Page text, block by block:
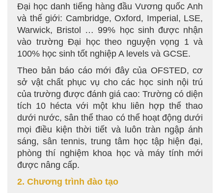
Đại học danh tiếng hàng đầu Vương quốc Anh
và thế giới: Cambridge, Oxford, Imperial, LSE,
Warwick, Bristol … 99% học sinh được nhận
vào trường Đại học theo nguyện vọng 1 và
100% học sinh tốt nghiệp A levels và GCSE.
Theo bản báo cáo mới đây của OFSTED, cơ
sở vật chất phục vụ cho các học sinh nội trú
của trường được đánh giá cao: Trường có diện
tích 10 hécta với một khu liên hợp thể thao
dưới nước, sân thể thao có thể hoạt động dưới
mọi điều kiện thời tiết và luôn tràn ngập ánh
sáng, sân tennis, trung tâm học tập hiện đại,
phòng thí nghiệm khoa học và máy tính mới
được nâng cấp.
2. Chương trình đào tạo